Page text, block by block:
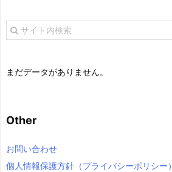
まだデータがありません。
Other
お問い合わせ
個人情報保護方針（プライバシーポリシー）